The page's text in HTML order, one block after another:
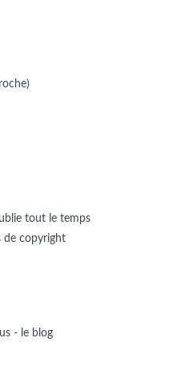
tout le temps
de copyright
- le blog